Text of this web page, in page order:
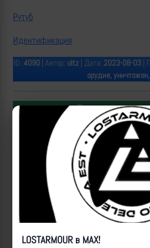
Рутуб
Идентификация
ID: 4090| Автор: ultz| Дата: 2023-08-03|
орудие,
Популярные за
LOSTARMOUR в MAX!